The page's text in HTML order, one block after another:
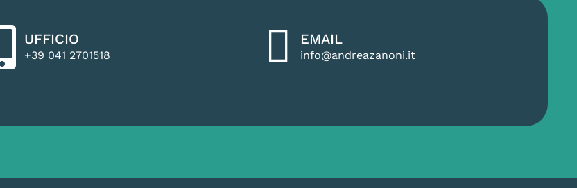
UFFICIO
+39 041 2701518
EMAIL
info@andreazanoni.it